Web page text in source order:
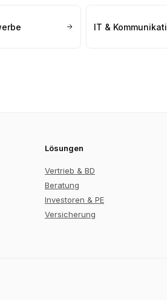
IT &
Lösungen
Vertrieb & BD
Beratung
Investoren & PE
Versicherung